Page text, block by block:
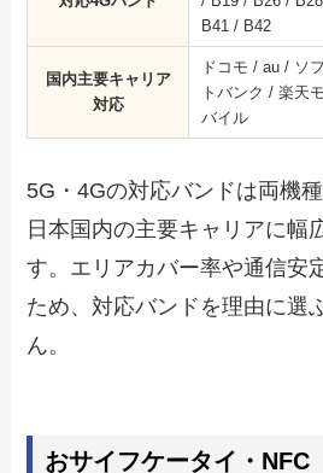
B41 / B42
国内主要キャリア
対応
ドコモ / au / ソフ
トバンク / 楽天モ
バイル
5G・4Gの対応バンドは両機
日本国内の主要キャリアに幅
す。エリアカバー率や通信安
ため、対応バンドを理由に選
ん。
おサイフケータイ・NFC